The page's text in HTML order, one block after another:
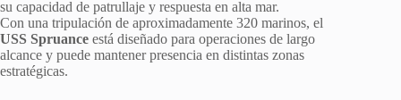
su capacidad de patrullaje y respuesta en alta mar.
Con una tripulación de aproximadamente 320 marinos, el
USS Spruance está diseñado para operaciones de largo
alcance y puede mantener presencia en distintas zonas
estratégicas.